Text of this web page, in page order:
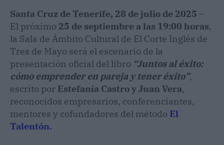
Santa Cruz de Tenerife, 28 de julio de 2025 –
El próximo 25 de septiembre a las 19:00 horas,
la Sala de Ámbito Cultural de El Corte Inglés de
Tres de Mayo será el escenario de la
presentación oficial del libro “Juntos al éxito:
cómo emprender en pareja y tener éxito”,
escrito por Estefanía Castro y Juan Vera,
reconocidos empresarios, conferenciantes,
mentores y cofundadores del método El
Talentón.